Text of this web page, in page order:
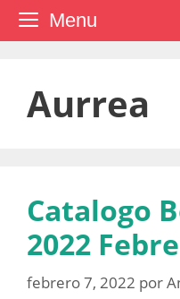
Saltar Menu
Aurrea
Catalogo
2022
febrero 7, 2022 por